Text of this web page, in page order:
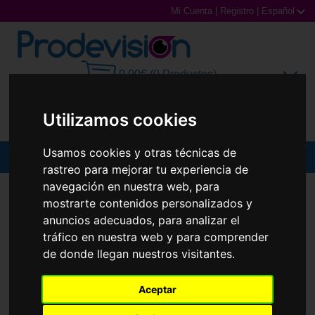
Utilizamos cookies
Usamos cookies y otras técnicas de
rastreo para mejorar tu experiencia de
navegación en nuestra web, para
mostrarte contenidos personalizados y
anuncios adecuados, para analizar el
tráfico en nuestra web y para comprender
de donde llegan nuestros visitantes.
Aceptar
Mi Cuenta Registro Español
0,00€ (0 Productos)
Gafas de Sol
Gafas Graduadas
Gafas Deportivas
Lentillas
GAFAS DE SOL CAROLINA HERRERA HER 0237/S